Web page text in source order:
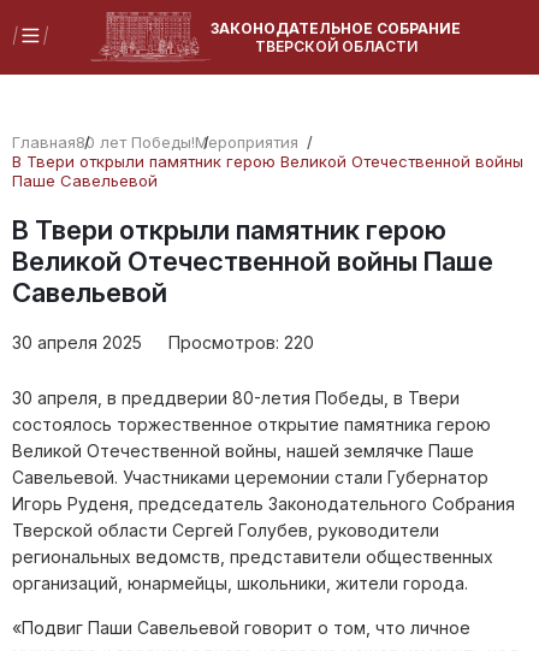
ЗАКОНОДАТЕЛЬНОЕ СОБРАНИЕ
ТВЕРСКОЙ ОБЛАСТИ
Главная80 лет Победы!Мероприятия
В Твери открыли памятник герою Великой Отечественной войны
Паше Савельевой
В Твери открыли памятник герою
Великой Отечественной войны Паше
Савельевой
30 апреля 2025 Просмотров: 220
30 апреля, в преддверии 80-летия Победы, в Твери
состоялось торжественное открытие памятника герою
Великой Отечественной войны, нашей землячке Паше
Савельевой. Участниками церемонии стали Губернатор
Игорь Руденя, председатель Законодательного Собрания
Тверской области Сергей Голубев, руководители
региональных ведомств, представители общественных
организаций, юнармейцы, школьники, жители города.
«Подвиг Паши Савельевой говорит о том, что личное